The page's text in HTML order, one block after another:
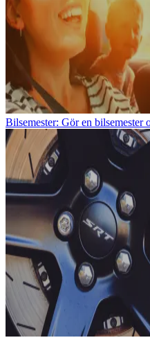
Bilsemester: Gör en bilsemester